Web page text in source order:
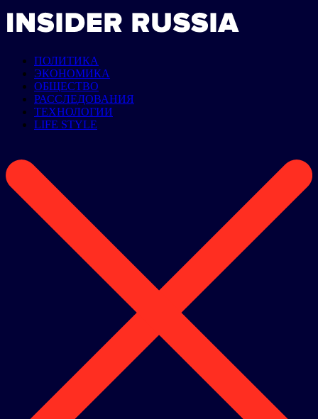
ПОЛИТИКА
ЭКОНОМИКА
ОБЩЕСТВО
РАССЛЕДОВАНИЯ
ТЕХНОЛОГИИ
LIFE STYLE